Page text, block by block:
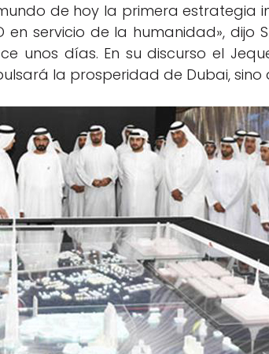
de hoy la primera estrategia
servicio de la humanidad», dijo
unos días. En su discurso el
la prosperidad de Dubai, sino